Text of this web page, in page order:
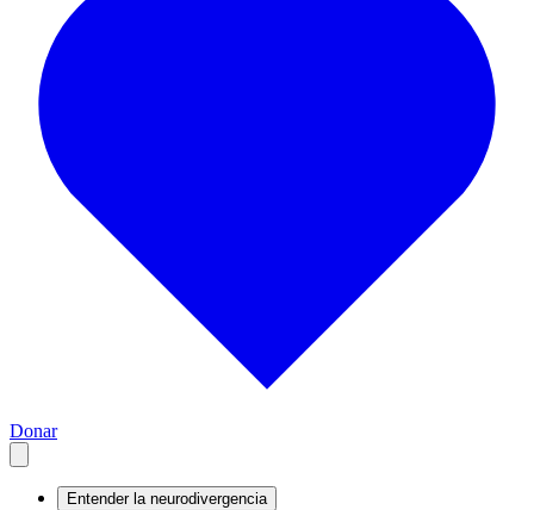
Donar
Entender la neurodivergencia